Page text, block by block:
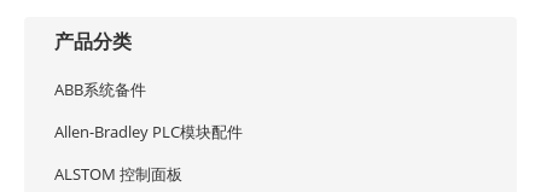
产品分类
ABB系统备件
Allen-Bradley PLC模块配件
ALSTOM 控制面板